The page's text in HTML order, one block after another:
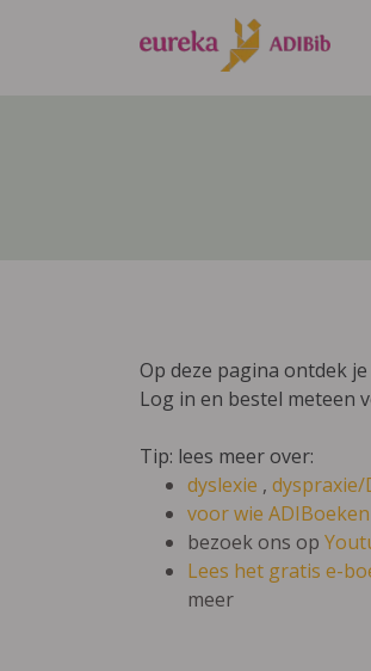
Op deze pagina ontdek
Log in en bestel meteen
Tip: lees meer over:
dyslexie , dyspraxie/
voor wie
bezoek ons op
Lees het gratis e-
meer